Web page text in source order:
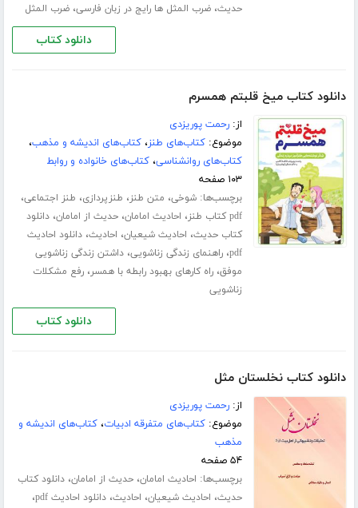
حدیث،ضرب المثل ها رایج در زبان فارسی،ضرب المثل
دانلود کتاب
دانلود کتاب میخ قلبتم همسرم
از:رحمت پوریزدی
موضوع:کتاب‌های طنز،کتاب‌های اندیشه و مذهب،
کتاب‌های روانشناسی،کتاب‌های خانواده و روابط
۱۰۳ صفحه
برچسب‌ها:شوخی، متن طنز، طنزپردازی، طنز اجتماعی،
pdf کتاب طنز ، احادیث امامان،حدیث از امامان،دانلود
کتاب حدیث، احادیث شیعیان، احادیث،دانلود احادیث
pdf،راهنمای زندگی زناشویی،داشتن زندگی زناشویی
موفق،راه کارهای بهبود رابطه با همسر،رفع مشکلات
زناشویی
دانلود کتاب
دانلود کتاب نخلستان مثل
از:رحمت پوریزدی
موضوع:کتاب‌های متفرقه ادبیات،کتاب‌های اندیشه و
مذهب
۵۴ صفحه
برچسب‌ها: احادیث امامان،حدیث از امامان،دانلود کتاب
حدیث، احادیث شیعیان، احادیث،دانلود احادیث pdf ،